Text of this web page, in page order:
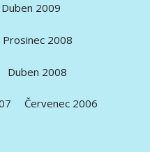
Duben 2009
Prosinec 2008
Duben 2008
Červenec 2006